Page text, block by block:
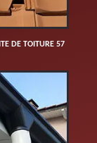
DE TOITURE 57